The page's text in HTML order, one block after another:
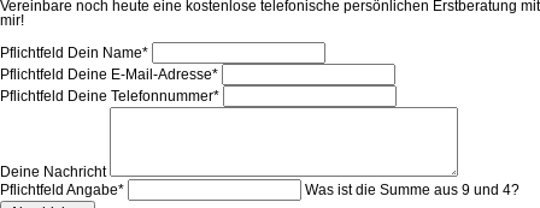
Vereinbare noch heute eine kostenlose telefonische persönlichen Erstberatung mit
mir!
Pflichtfeld Dein Name*
Pflichtfeld Deine E-Mail-Adresse*
Pflichtfeld Deine Telefonnummer*
Deine Nachricht
Pflichtfeld Angabe*
Was ist die Summe aus 9 und 4?